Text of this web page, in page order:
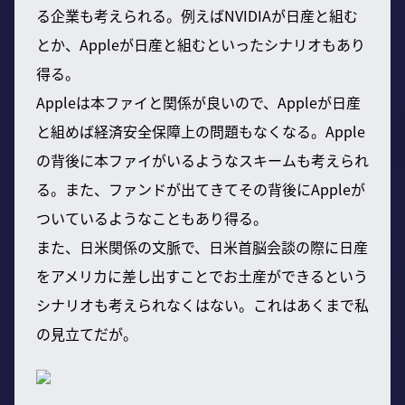
る企業も考えられる。例えばNVIDIAが日産と組む
とか、Appleが日産と組むといったシナリオもあり
得る。
Appleは本ファイと関係が良いので、Appleが日産
と組めば経済安全保障上の問題もなくなる。Apple
の背後に本ファイがいるようなスキームも考えられ
る。また、ファンドが出てきてその背後にAppleが
ついているようなこともあり得る。
また、日米関係の文脈で、日米首脳会談の際に日産
をアメリカに差し出すことでお土産ができるという
シナリオも考えられなくはない。これはあくまで私
の見立てだが。